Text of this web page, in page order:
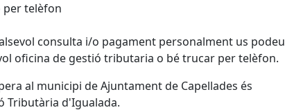
per telèfon
consulta i/o pagament personalment us podeu
oficina de gestió tributaria o bé trucar per telèfon.
al municipi de Ajuntament de Capellades és
Tributària d'Igualada.